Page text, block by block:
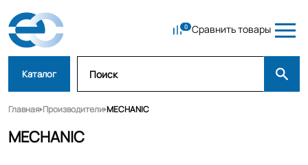
Сравнить товары
Каталог
Главная Производители MECHANIC
MECHANIC